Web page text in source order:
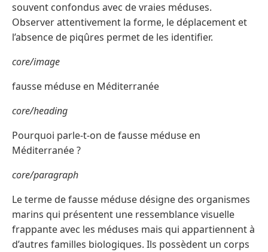
souvent confondus avec de vraies méduses.
Observer attentivement la forme, le déplacement et
l’absence de piqûres permet de les identifier.
core/image
fausse méduse en Méditerranée
core/heading
Pourquoi parle-t-on de fausse méduse en
Méditerranée ?
core/paragraph
Le terme de fausse méduse désigne des organismes
marins qui présentent une ressemblance visuelle
frappante avec les méduses mais qui appartiennent à
d’autres familles biologiques. Ils possèdent un corps